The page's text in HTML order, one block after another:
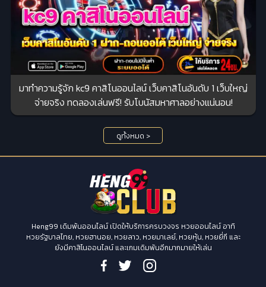
มาทำความรู้จัก kc9 คาสิโนออนไลน์ เว็บคาสิโนอันดับ 1 เว็บใหญ่
จ่ายจริง ทดลองเล่นฟรี! รับโบนัสมหาศาลอย่างแน่นอน!
ดูทั้งหมด >
Heng99 เดิมพันออนไลน์ เปิดให้บริการครบวงจร หวยออนไลน์ อาทิ
หวยรัฐบาลไทย, หวยฮานอย, หวยลาว, หวยมาเลย์, หวยหุ้น, หวยยี่กี และ
ยังมีคาสิโนออนไลน์ และเกมเดิมพันอีกมากมายให้เล่น